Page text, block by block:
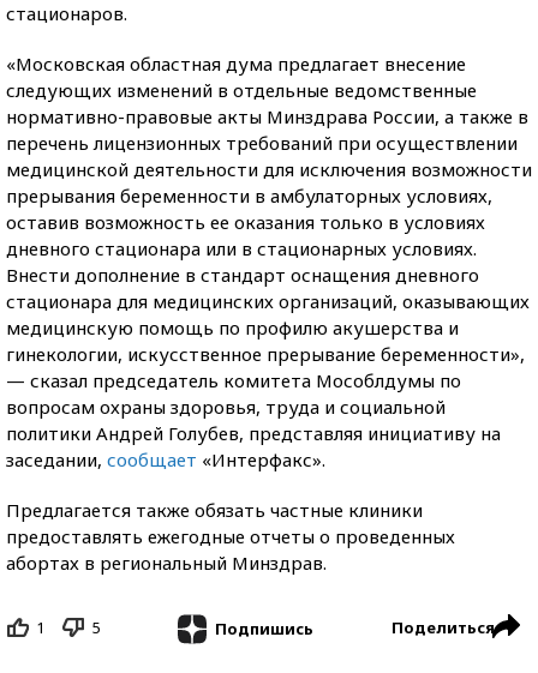
стационаров.
«Московская областная дума предлагает внесение
следующих изменений в отдельные ведомственные
нормативно-правовые акты Минздрава России, а также в
перечень лицензионных требований при осуществлении
медицинской деятельности для исключения возможности
прерывания беременности в амбулаторных условиях,
оставив возможность ее оказания только в условиях
дневного стационара или в стационарных условиях.
Внести дополнение в стандарт оснащения дневного
стационара для медицинских организаций, оказывающих
медицинскую помощь по профилю акушерства и
гинекологии, искусственное прерывание беременности»,
— сказал председатель комитета Мособлдумы по
вопросам охраны здоровья, труда и социальной
политики Андрей Голубев, представляя инициативу на
заседании, сообщает «Интерфакс».
Предлагается также обязать частные клиники
предоставлять ежегодные отчеты о проведенных
абортах в региональный Минздрав.
1 5 Подпишись Поделиться